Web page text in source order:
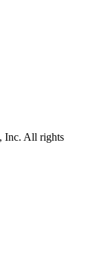
Inc. All rights